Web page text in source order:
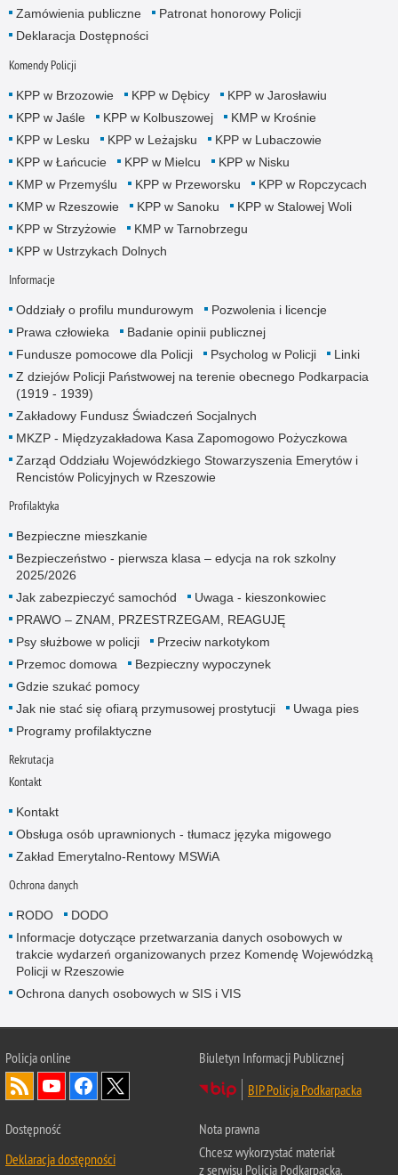
Zamówienia publiczne
Patronat honorowy Policji
Deklaracja Dostępności
Komendy Policji
KPP w Brzozowie KPP w Dębicy
KPP w Jarosławiu
KPP w Jaśle
KPP w Kolbuszowej
KMP w Krośnie
KPP w Lesku
KPP w Leżajsku
KPP w Lubaczowie
KPP w Łańcucie
KPP w Mielcu
KPP w Nisku
KMP w Przemyślu
KPP w Przeworsku
KPP w Ropczycach
KMP w Rzeszowie
KPP w Sanoku
KPP w Stalowej Woli
KPP w Strzyżowie
KMP w Tarnobrzegu
KPP w Ustrzykach Dolnych
Informacje
Oddziały o profilu mundurowym
Pozwolenia i licencje
Prawa człowieka
Badanie opinii publicznej
Fundusze pomocowe dla Policji
Psycholog w Policji
Linki
Z dziejów Policji Państwowej na terenie obecnego Podkarpacia
(1919 - 1939)
Zakładowy Fundusz Świadczeń Socjalnych
MKZP - Międzyzakładowa Kasa Zapomogowo Pożyczkowa
Zarząd Oddziału Wojewódzkiego Stowarzyszenia Emerytów i
Rencistów Policyjnych w Rzeszowie
Profilaktyka
Bezpieczne mieszkanie
Bezpieczeństwo - pierwsza klasa – edycja na rok szkolny
2025/2026
Jak zabezpieczyć samochód
Uwaga - kieszonkowiec
PRAWO – ZNAM, PRZESTRZEGAM, REAGUJĘ
Psy służbowe w policji
Przeciw narkotykom
Przemoc domowa
Bezpieczny wypoczynek
Gdzie szukać pomocy
Jak nie stać się ofiarą przymusowej prostytucji
Uwaga pies
Programy profilaktyczne
Rekrutacja
Kontakt
Kontakt
Obsługa osób uprawnionych - tłumacz języka migowego
Zakład Emerytalno-Rentowy MSWiA
Ochrona danych
RODO
DODO
Informacje dotyczące przetwarzania danych osobowych w
trakcie wydarzeń organizowanych przez Komendę Wojewódzką
Policji w Rzeszowie
Ochrona danych osobowych w SIS i VIS
Policja online
Biuletyn Informacji Publicznej
BIP Policja Podkarpacka
Dostępność
Deklaracja dostępności
Nota prawna
Chcesz wykorzystać materiał
z serwisu Policja Podkarpacka.